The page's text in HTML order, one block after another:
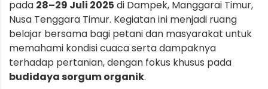
pada 28–29 Juli 2025 di Dampek, Manggarai Timur,
Nusa Tenggara Timur. Kegiatan ini menjadi ruang
belajar bersama bagi petani dan masyarakat untuk
memahami kondisi cuaca serta dampaknya
terhadap pertanian, dengan fokus khusus pada
budidaya sorgum organik.